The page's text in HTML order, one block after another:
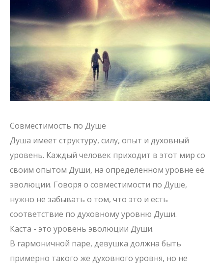
Совместимость по Душе
Душа имеет структуру, силу, опыт и духовный
уровень. Каждый человек приходит в этот мир со
своим опытом Души, на определенном уровне её
эволюции. Говоря о совместимости по Душе,
нужно не забывать о том, что это и есть
соответствие по духовному уровню Души.
Каста - это уровень эволюции Души.
В гармоничной паре, девушка должна быть
примерно такого же духовного уровня, но не